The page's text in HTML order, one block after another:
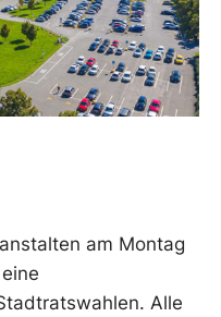
am Montag
Alle